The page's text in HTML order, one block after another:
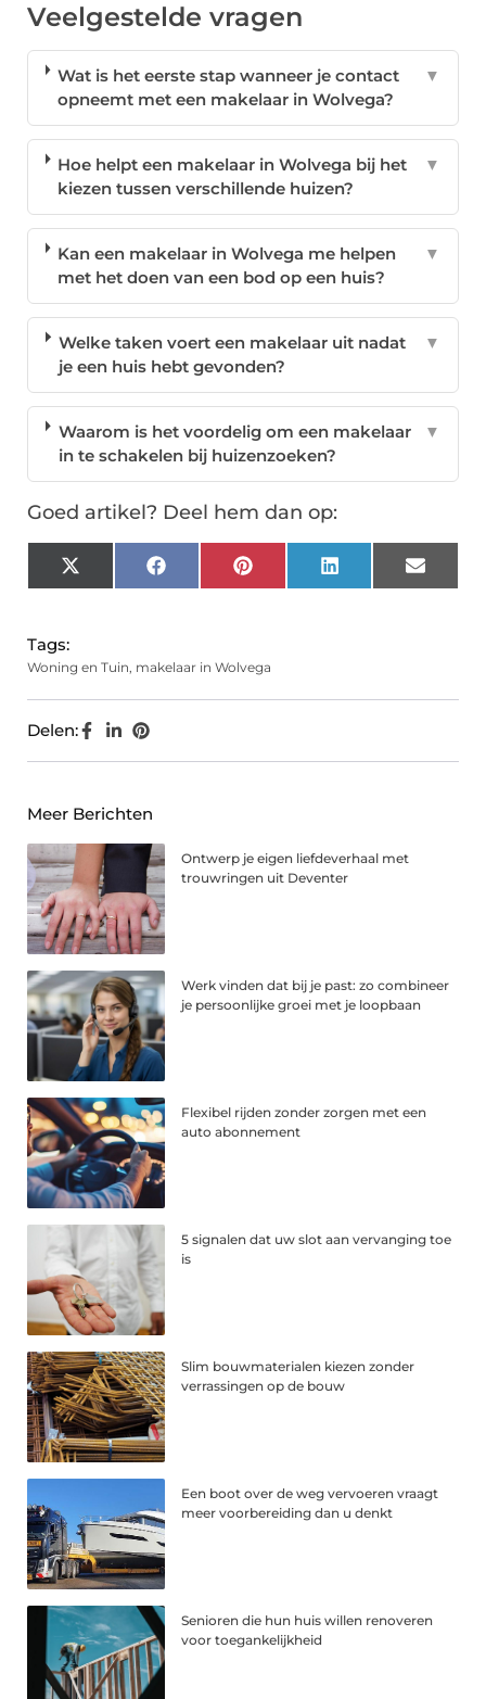
Veelgestelde vragen
Wat is het eerste stap wanneer je contact
opneemt met een makelaar in Wolvega?
▼
Hoe helpt een makelaar in Wolvega bij het
kiezen tussen verschillende huizen?
▼
Kan een makelaar in Wolvega me helpen
met het doen van een bod op een huis?
▼
Welke taken voert een makelaar uit nadat
je een huis hebt gevonden?
▼
Waarom is het voordelig om een makelaar
in te schakelen bij huizenzoeken?
▼
Goed artikel? Deel hem dan op:
X
(Twitter)
FacebookPinterest LinkedIn Email
Tags:
Woning en Tuin, makelaar in Wolvega
Delen:
Meer Berichten
Ontwerp je eigen liefdeverhaal met
trouwringen uit Deventer
Werk vinden dat bij je past: zo combineer
je persoonlijke groei met je loopbaan
Flexibel rijden zonder zorgen met een
auto abonnement
5 signalen dat uw slot aan vervanging toe
is
Slim bouwmaterialen kiezen zonder
verrassingen op de bouw
Een boot over de weg vervoeren vraagt
meer voorbereiding dan u denkt
Senioren die hun huis willen renoveren
voor toegankelijkheid